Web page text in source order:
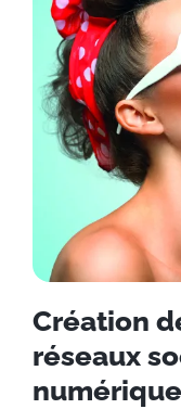
Création
réseaux